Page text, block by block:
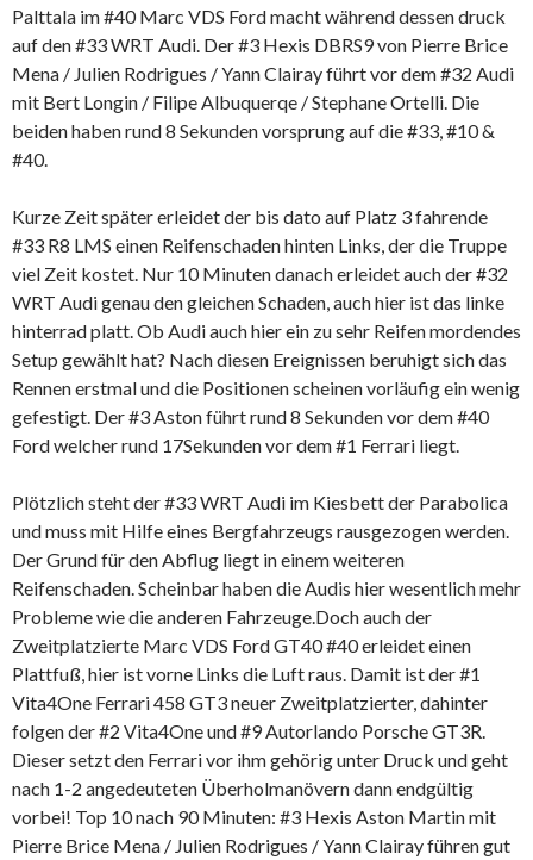
Palttala im #40 Marc VDS Ford macht während dessen druck
auf den #33 WRT Audi. Der #3 Hexis DBRS9 von Pierre Brice
Mena / Julien Rodrigues / Yann Clairay führt vor dem #32 Audi
mit Bert Longin / Filipe Albuquerqe / Stephane Ortelli. Die
beiden haben rund 8 Sekunden vorsprung auf die #33, #10 &
#40.
Kurze Zeit später erleidet der bis dato auf Platz 3 fahrende
#33 R8 LMS einen Reifenschaden hinten Links, der die Truppe
viel Zeit kostet. Nur 10 Minuten danach erleidet auch der #32
WRT Audi genau den gleichen Schaden, auch hier ist das linke
hinterrad platt. Ob Audi auch hier ein zu sehr Reifen mordendes
Setup gewählt hat? Nach diesen Ereignissen beruhigt sich das
Rennen erstmal und die Positionen scheinen vorläufig ein wenig
gefestigt. Der #3 Aston führt rund 8 Sekunden vor dem #40
Ford welcher rund 17Sekunden vor dem #1 Ferrari liegt.
Plötzlich steht der #33 WRT Audi im Kiesbett der Parabolica
und muss mit Hilfe eines Bergfahrzeugs rausgezogen werden.
Der Grund für den Abflug liegt in einem weiteren
Reifenschaden. Scheinbar haben die Audis hier wesentlich mehr
Probleme wie die anderen Fahrzeuge.Doch auch der
Zweitplatzierte Marc VDS Ford GT40 #40 erleidet einen
Plattfuß, hier ist vorne Links die Luft raus. Damit ist der #1
Vita4One Ferrari 458 GT3 neuer Zweitplatzierter, dahinter
folgen der #2 Vita4One und #9 Autorlando Porsche GT3R.
Dieser setzt den Ferrari vor ihm gehörig unter Druck und geht
nach 1-2 angedeuteten Überholmanövern dann endgültig
vorbei! Top 10 nach 90 Minuten: #3 Hexis Aston Martin mit
Pierre Brice Mena / Julien Rodrigues / Yann Clairay führen gut